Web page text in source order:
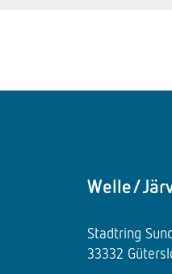
Welle/
Stadtring
33332